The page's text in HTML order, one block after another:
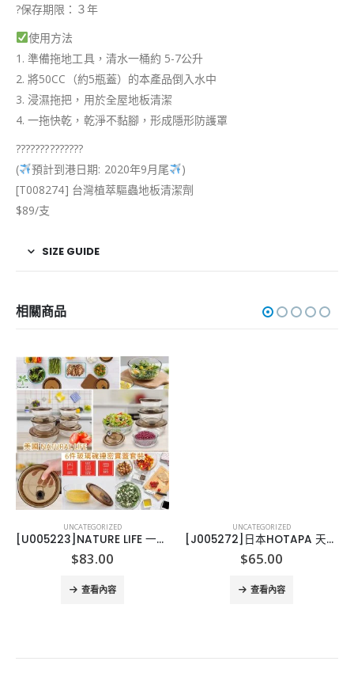
?保存期限：３年
使用方法
1. 準備拖地工具，清水一桶約 5-7公升
2. 將50CC（約5瓶蓋）的本產品倒入水中
3. 浸濕拖把，用於全屋地板清潔
4. 一拖快乾，乾淨不黏腳，形成隱形防護罩
??????????????
(
預計到港日期: 2020年9月尾
)
[T008274] 台灣植萃驅蟲地板清潔劑
$89/支
SIZE GUIDE
相關商品
UNCATEGORIZED
[U005223]NATURE LIFE 一套6件玻璃兜連密實蓋
$83.00
查看內容
UNCATEGORIZED
[J005272]日本HOTAPA 天然貝嗀粉洗衣丸
$65.00
查看內容